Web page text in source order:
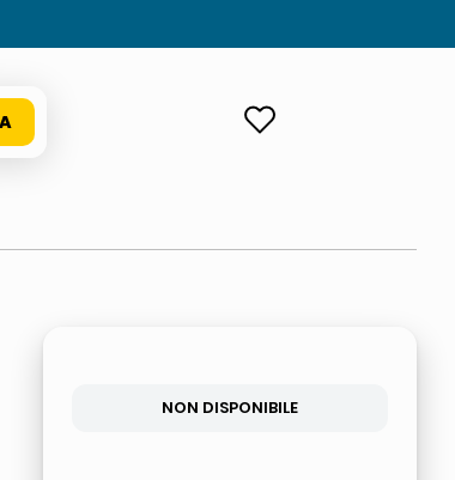
NON DISPONIBILE